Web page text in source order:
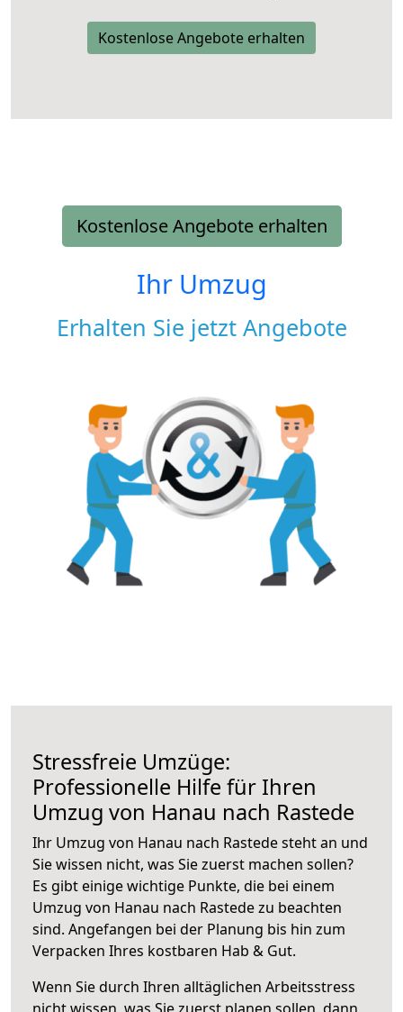
Kostenlose Angebote erhalten
Kostenlose Angebote erhalten
Ihr Umzug
Erhalten Sie jetzt Angebote
Stressfreie Umzüge:
Professionelle Hilfe für Ihren
Umzug von Hanau nach Rastede
Ihr Umzug von Hanau nach Rastede steht an und
Sie wissen nicht, was Sie zuerst machen sollen?
Es gibt einige wichtige Punkte, die bei einem
Umzug von Hanau nach Rastede zu beachten
sind. Angefangen bei der Planung bis hin zum
Verpacken Ihres kostbaren Hab & Gut.
Wenn Sie durch Ihren alltäglichen Arbeitsstress